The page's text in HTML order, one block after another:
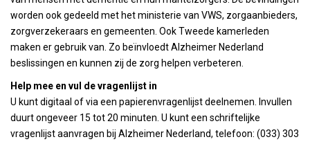
worden ook gedeeld met het ministerie van VWS, zorgaanbieders,
zorgverzekeraars en gemeenten. Ook Tweede kamerleden
maken er gebruik van. Zo beïnvloedt Alzheimer Nederland
beslissingen en kunnen zij de zorg helpen verbeteren.
Help mee en vul de vragenlijst in
U kunt digitaal of via een papierenvragenlijst deelnemen. Invullen
duurt ongeveer 15 tot 20 minuten. U kunt een schriftelijke
vragenlijst aanvragen bij Alzheimer Nederland, telefoon: (033) 303